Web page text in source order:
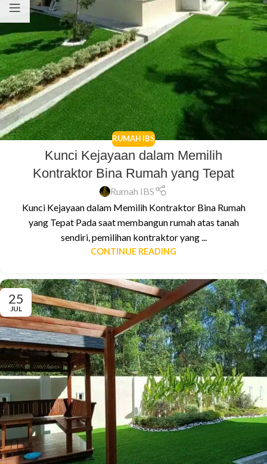
RUMAH IBS
Kunci Kejayaan dalam Memilih
Kontraktor Bina Rumah yang Tepat
Rumah IBS
Kunci Kejayaan dalam Memilih Kontraktor Bina Rumah
yang Tepat Pada saat membangun rumah atas tanah
sendiri, pemilihan kontraktor yang ...
CONTINUE READING
25
JUL